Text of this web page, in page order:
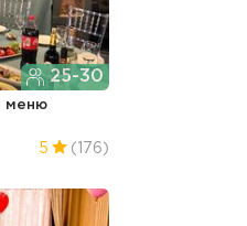
25-30
меню
5 (176)